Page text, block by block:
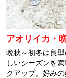
アオリイカ・
晩秋～初冬は良
しいシーズンを
クアップ。好み